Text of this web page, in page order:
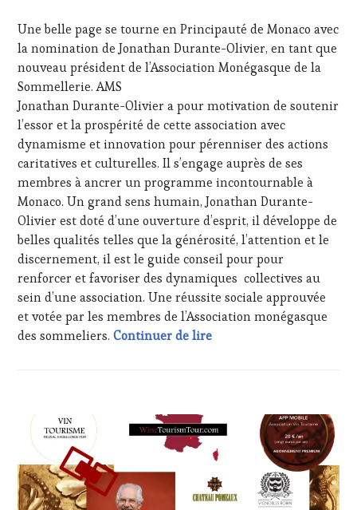
MASTERCLASS
MÉDIAS,
PRESSE
ÉCRITE,
RADIO,
TV,
WEB
OENOTOURISME
PARTENAIRES
VIN
TOURISME,
PRODUCTEURS
TERROIR
RESTAURATEUR,
CHEF,
CUISINIER,
ŒNOLOGUE,
SOMMELIER ,
SALONS
INTERNATIONAUX
VIGNOBLES,
TOURISM
FAME,
WINE
TOURISM
TOUR,
WINETASTINGVOUCHER.COM
Une belle page se tourne en Principauté de Monaco avec
la nomination de Jonathan Durante-Olivier, en tant que
nouveau président de l’Association Monégasque de la
Sommellerie. AMS
Jonathan Durante-Olivier a pour motivation de soutenir
l’essor et la prospérité de cette association avec
dynamisme et innovation pour pérenniser des actions
caritatives et culturelles. Il s’engage auprès de ses
membres à ancrer un programme incontournable à
Monaco. Un grand sens humain, Jonathan Durante-
Olivier est doté d’une ouverture d’esprit, il développe de
belles qualités telles que la générosité, l’attention et le
discernement, il est le guide conseil pour pour
renforcer et favoriser des dynamiques collectives au
sein d’une association. Une réussite sociale approuvée
et votée par les membres de l’Association monégasque
des sommeliers.Continuer de lireJonathan Durante-
CHALLENGE
HORS
ZONE
DE
CONFORT,
CLUB